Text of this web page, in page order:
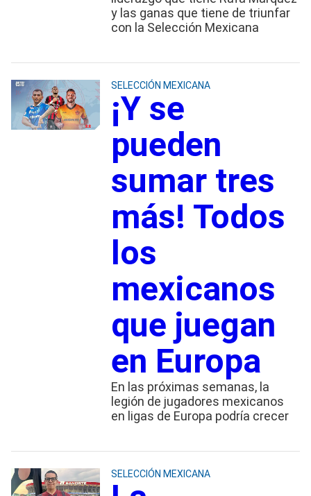
y las ganas que tiene de triunfar
con la Selección Mexicana
SELECCIÓN MEXICANA
¡Y se
pueden
sumar tres
más! Todos
los
mexicanos
que juegan
en Europa
En las próximas semanas, la
legión de jugadores mexicanos
en ligas de Europa podría crecer
SELECCIÓN MEXICANA